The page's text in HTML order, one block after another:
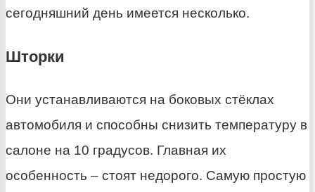
сегодняшний день имеется несколько.
Шторки
Они устанавливаются на боковых стёклах
автомобиля и способны снизить температуру в
салоне на 10 градусов. Главная их
особенность – стоят недорого. Самую простую